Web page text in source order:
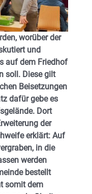
worüber der
und
auf dem Friedhof
soll. Diese gilt
Beisetzungen
dafür gebe es
Dort
der
erklärt: Auf
in die
werden
bestellt
somit dem